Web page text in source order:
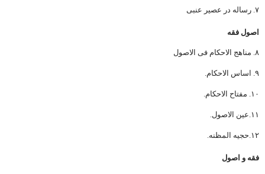
۷. رساله در عصیر عنبی
اصول فقه
۸. مناهج الاحکام فی الاصول
۹. اساس الاحکام.
۱۰. مفتاح الاحکام.
۱۱.عین الاصول.
۱۲.حجیه المظنه.
فقه و اصول